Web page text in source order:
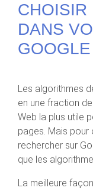
CHOISIR
DANS
GOOGLE
Les algorithmes
en une fraction
Web la plus utile
pages. Mais pour
rechercher sur
que les
La meilleure